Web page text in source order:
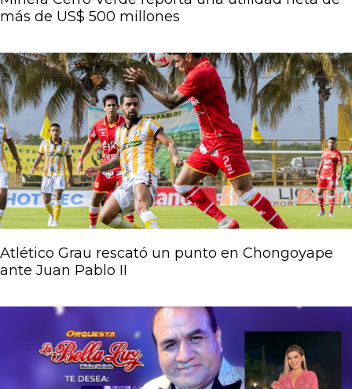
más de US$ 500 millones
Atlético Grau rescató un punto en Chongoyape
ante Juan Pablo II